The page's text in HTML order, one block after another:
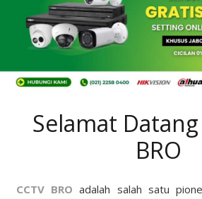
Selamat Datang
BRO
CCTV BRO adalah salah satu